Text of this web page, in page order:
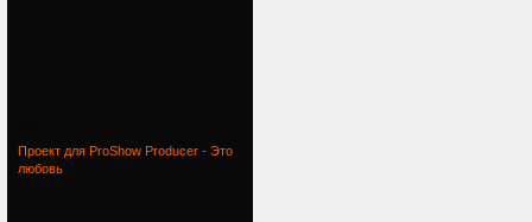
Проект для ProShow Producer - Это
любовь